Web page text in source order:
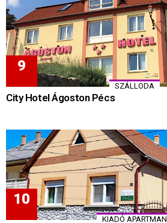
SZÁLLODA
City Hotel Ágoston Pécs
KIADÓ APARTMAN